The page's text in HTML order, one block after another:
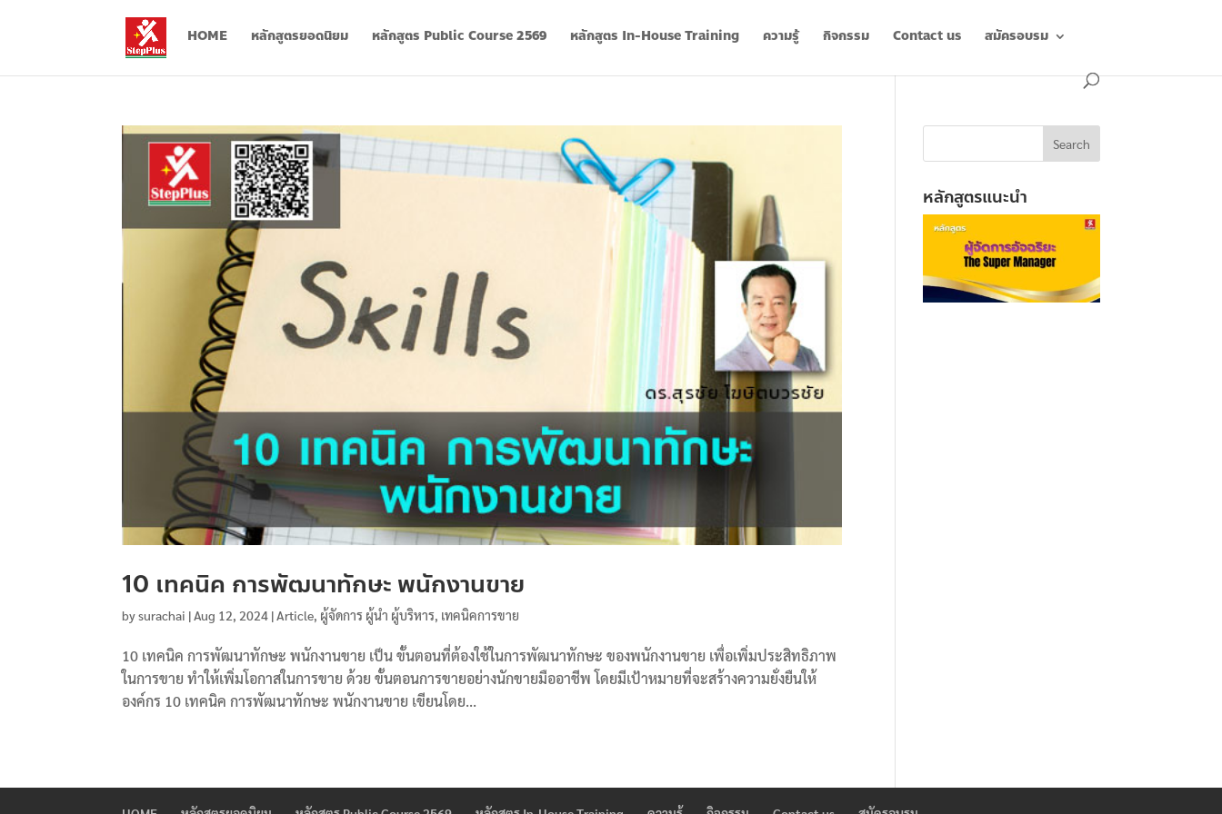
HOME หลักสูตรยอดนิยม หลักสูตร Public Course 2569 หลักสูตร In-House Training ความรู้ กิจกรรม Contact us สมัครอบรม
10 เทคนิค การพัฒนาทักษะ พนักงานขาย
bysurachai |Aug 12, 2024 |Article, ผู้จัดการ ผู้นำ ผู้บริหาร, เทคนิคการขาย
10 เทคนิค การพัฒนาทักษะ พนักงานขาย เป็น ขั้นตอนที่ต้องใช้ในการพัฒนาทักษะ ของพนักงานขาย เพื่อเพิ่มประสิทธิภาพ
ในการขาย ทำให้เพิ่มโอกาสในการขาย ด้วย ขั้นตอนการขายอย่างนักขายมืออาชีพ โดยมีเป้าหมายที่จะสร้างความยั่งยืนให้
องค์กร 10 เทคนิค การพัฒนาทักษะ พนักงานขาย เขียนโดย...
หลักสูตรแนะนำ